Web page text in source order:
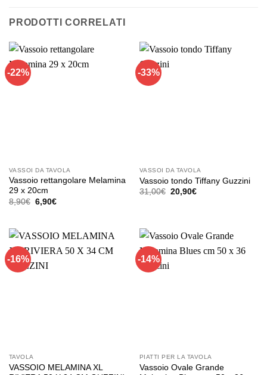
PRODOTTI CORRELATI
-22%
VASSOI DA TAVOLA
Vassoio rettangolare Melamina
29 x 20cm
8,90€ Il
prezzo
8,90€.
6,90€Il
6,90€.
-33%
VASSOI DA TAVOLA
Vassoio tondo Tiffany Guzzini
31,00€ Il
20,90€Il
-16%
TAVOLA
VASSOIO MELAMINA XL
-14%
PIATTI PER LA TAVOLA
Vassoio Ovale Grande